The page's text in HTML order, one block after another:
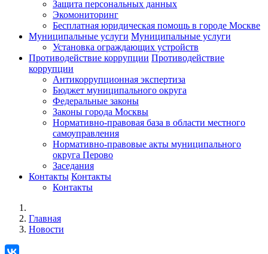
Защита персональных данных
Экомониторинг
Бесплатная юридическая помощь в городе Москве
Муниципальные услуги Муниципальные услуги
Установка ограждающих устройств
Противодействие коррупции Противодействие
коррупции
Антикоррупционная экспертиза
Бюджет муниципального округа
Федеральные законы
Законы города Москвы
Нормативно-правовая база в области местного
самоуправления
Нормативно-правовые акты муниципального
округа Перово
Заседания
Контакты Контакты
Контакты
Главная
Новости